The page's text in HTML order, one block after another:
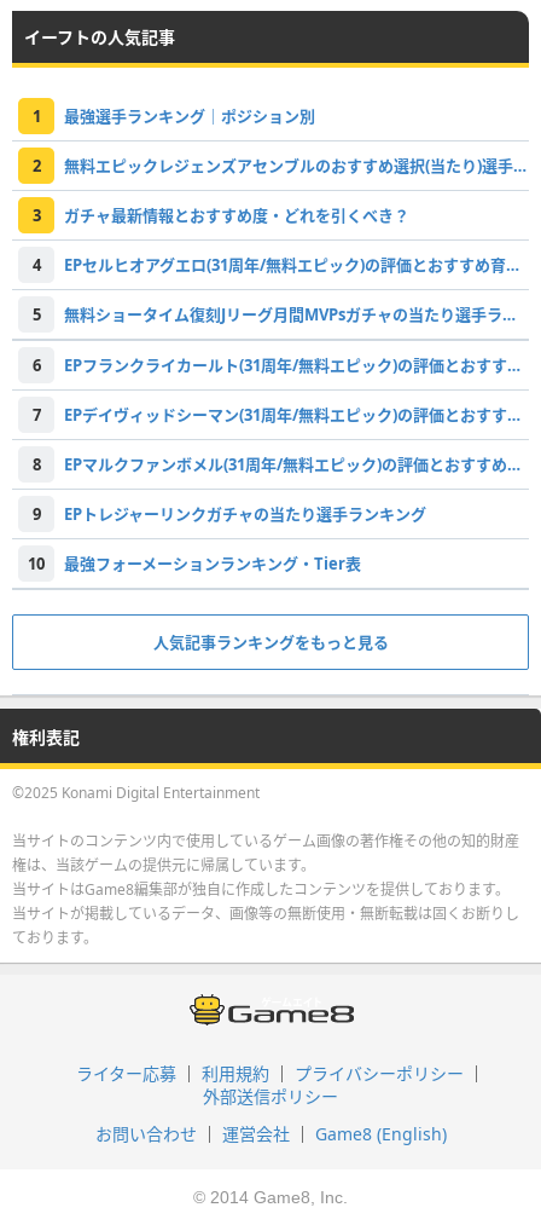
イーフトの人気記事
1 最強選手ランキング｜ポジション別
2 無料エピックレジェンズアセンブルのおすすめ選択(当たり)選手ランキングと引き方
3 ガチャ最新情報とおすすめ度・どれを引くべき？
4 EPセルヒオアグエロ(31周年/無料エピック)の評価とおすすめ育成・スキル追加
5 無料ショータイム復刻Jリーグ月間MVPsガチャの当たり選手ランキング
6 EPフランクライカールト(31周年/無料エピック)の評価とおすすめ育成・スキル追加
7 EPデイヴィッドシーマン(31周年/無料エピック)の評価とおすすめ育成・スキル追加
8 EPマルクファンボメル(31周年/無料エピック)の評価とおすすめ育成・スキル追加
9 EPトレジャーリンクガチャの当たり選手ランキング
10 最強フォーメーションランキング・Tier表
人気記事ランキングをもっと見る
権利表記
©2025 Konami Digital Entertainment
当サイトのコンテンツ内で使用しているゲーム画像の著作権その他の知的財産
権は、当該ゲームの提供元に帰属しています。
当サイトはGame8編集部が独自に作成したコンテンツを提供しております。
当サイトが掲載しているデータ、画像等の無断使用・無断転載は固くお断りし
ております。
ライター応募 利用規約
プライバシーポリシー
外部送信ポリシー
お問い合わせ
運営会社 Game8 (English)
© 2014 Game8, Inc.